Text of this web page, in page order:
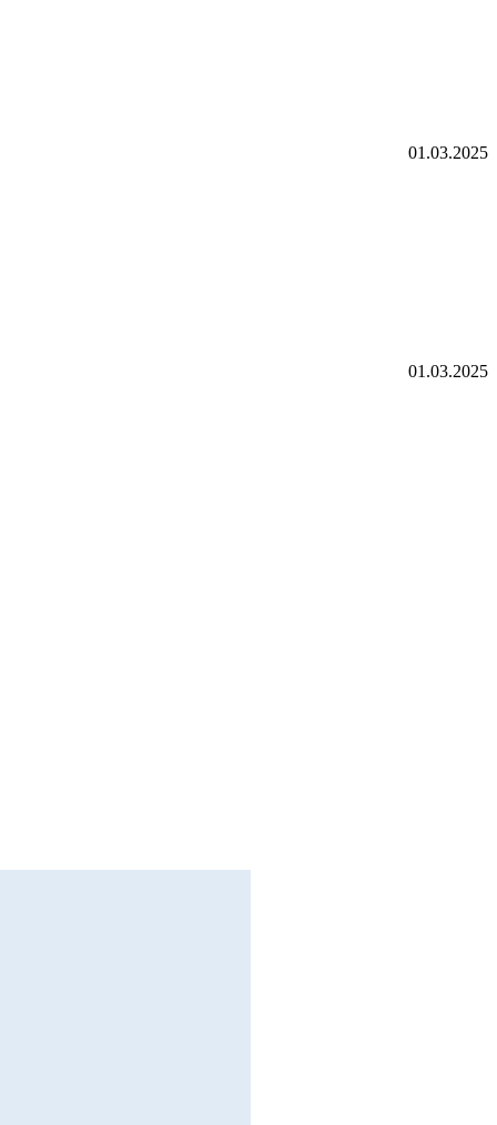
01.03.2025
01.03.2025